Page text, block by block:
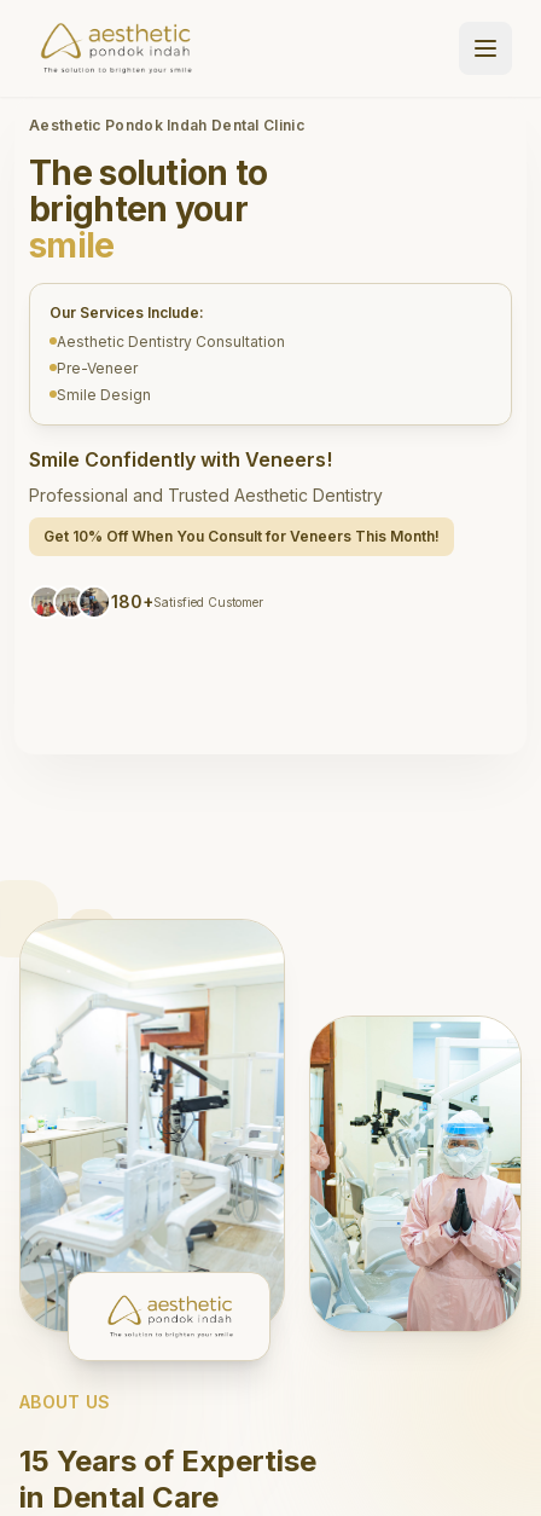
Aesthetic Pondok Indah Dental Clinic
The solution to
brighten your
smile
Our Services Include:
Aesthetic Dentistry Consultation
Pre-Veneer
Smile Design
Smile Confidently with Veneers!
Professional and Trusted Aesthetic Dentistry
Get 10% Off When You Consult for Veneers This Month!
180+Satisfied Customer
ABOUT US
15 Years of Expertise
in Dental Care